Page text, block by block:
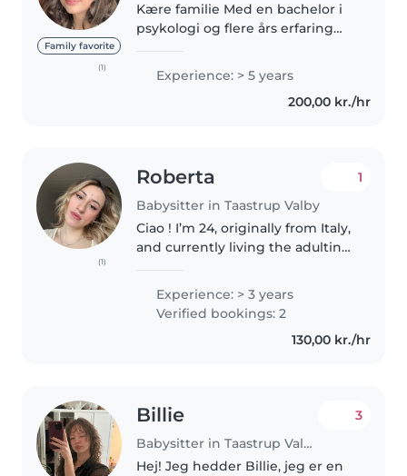
Family favorite
(1)
Kære familie Med en bachelor i
psykologi og flere års erfaring
en tryg og omsorgsfuld del af
jeres hverdag. Jeg har arbejdet
Experience: > 5 years
200,00 kr./hr
(1)
Roberta
Babysitter in Taastrup Valby
1
Ciao ! I’m 24, originally from Italy,
and currently living the adulting
and a full-time job. But don’t
worry – I still have energy (and
patience!)..
Experience: > 3 years
Verified bookings: 2
130,00 kr./hr
Billie
Babysitter in Taastrup Valby
3
Hej! Jeg hedder Billie, jeg er en